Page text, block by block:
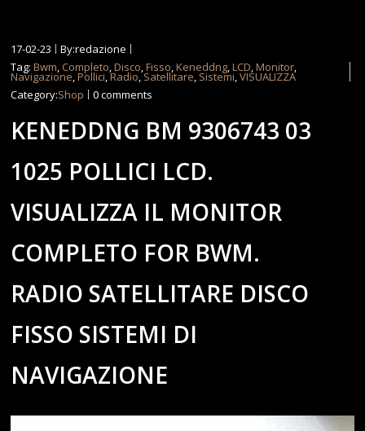
17-02-23
By:redazione
Tag:Bwm, Completo,Disco,Fisso,Keneddng,LCD,Monitor,
Navigazione,Pollici,Radio,Satellitare, Sistemi,VISUALIZZA
Category:Shop 0 comments
KENEDDNG BM 9306743 03
1025 POLLICI LCD.
VISUALIZZA IL MONITOR
COMPLETO FOR BWM.
RADIO SATELLITARE DISCO
FISSO SISTEMI DI
NAVIGAZIONE